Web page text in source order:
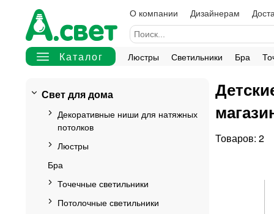
О компании Дизайнерам
Люстры Светильники Бра
Свет для дома
Декоративные ниши для натяжных
потолков
Люстры
Бра
Точечные светильники
Потолочные светильники
2